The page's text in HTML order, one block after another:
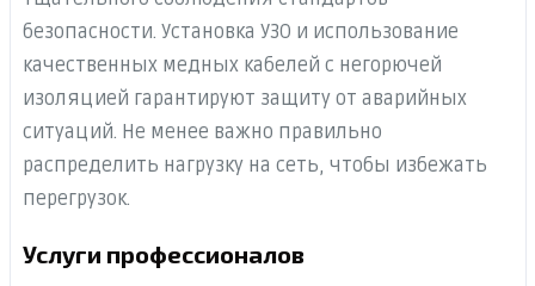
безопасности. Установка УЗО и использование
качественных медных кабелей с негорючей
изоляцией гарантируют защиту от аварийных
ситуаций. Не менее важно правильно
распределить нагрузку на сеть, чтобы избежать
перегрузок.
Услуги профессионалов